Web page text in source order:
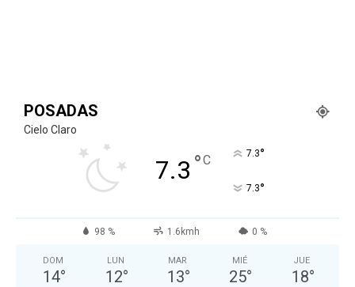
POSADAS
Cielo Claro
7.3 °C 7.3°
7.3°
98 % 1.6kmh 0 %
DOM
14°
LUN
12°
MAR
13°
MIÉ
25°
JUE
18°